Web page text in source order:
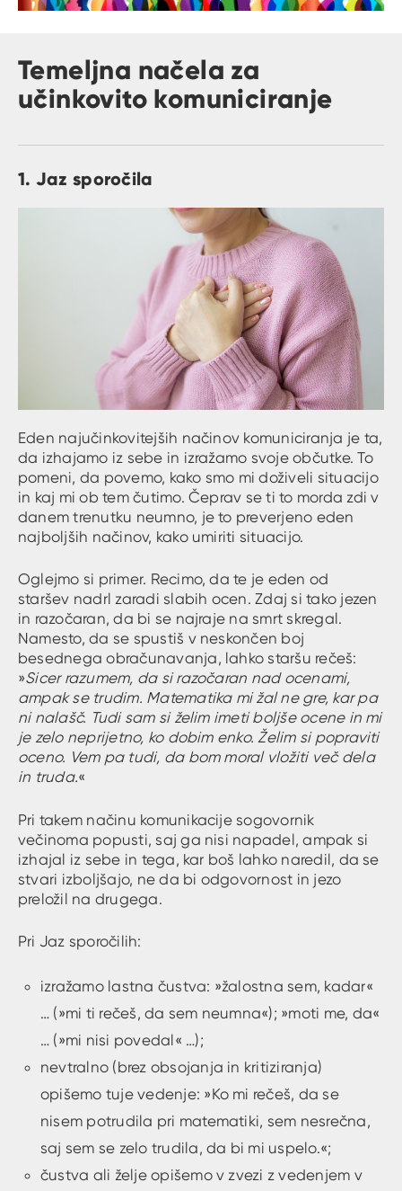
Temeljna načela za
učinkovito komuniciranje
1. Jaz sporočila
Eden najučinkovitejših načinov komuniciranja je ta,
da izhajamo iz sebe in izražamo svoje občutke. To
pomeni, da povemo, kako smo mi doživeli situacijo
in kaj mi ob tem čutimo. Čeprav se ti to morda zdi v
danem trenutku neumno, je to preverjeno eden
najboljših načinov, kako umiriti situacijo.
Oglejmo si primer. Recimo, da te je eden od
staršev nadrl zaradi slabih ocen. Zdaj si tako jezen
in razočaran, da bi se najraje na smrt skregal.
Namesto, da se spustiš v neskončen boj
besednega obračunavanja, lahko staršu rečeš:
»Sicer razumem, da si razočaran nad ocenami,
ampak se trudim. Matematika mi žal ne gre, kar pa
ni nalašč. Tudi sam si želim imeti boljše ocene in mi
je zelo neprijetno, ko dobim enko. Želim si popraviti
oceno. Vem pa tudi, da bom moral vložiti več dela
in truda.«
Pri takem načinu komunikacije sogovornik
večinoma popusti, saj ga nisi napadel, ampak si
izhajal iz sebe in tega, kar boš lahko naredil, da se
stvari izboljšajo, ne da bi odgovornost in jezo
preložil na drugega.
Pri Jaz sporočilih:
izražamo lastna čustva: »žalostna sem, kadar«
… (»mi ti rečeš, da sem neumna«); »moti me, da«
… (»mi nisi povedal« …);
nevtralno (brez obsojanja in kritiziranja)
opišemo tuje vedenje: »Ko mi rečeš, da se
nisem potrudila pri matematiki, sem nesrečna,
saj sem se zelo trudila, da bi mi uspelo.«;
čustva ali želje opišemo v zvezi z vedenjem v